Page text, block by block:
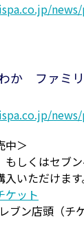
か ファミ
中＞
もしくはセブ
いただけます
ケット
ブン店頭（チ